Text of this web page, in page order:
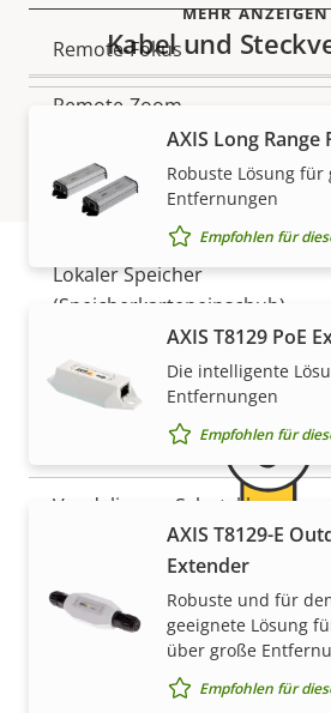
Eigentumsbeschreibung
Remote-Fokus
Remote-Zoom
Integrierte IR-Beleuchtung
OptimizedIR
Lokaler Speicher
(Speicherkarteneinschub)
Betriebstemperatur
Für den Außenbereich
Vandalismus-Schutzklasse
IP-Schutzklasse
Nachhaltigkeit
MEHR ANZEIGEN
Kabel und
AXIS Long Range
Robuste Lösung für
Entfernungen
Empfohlen für
AXIS T8129 PoE
Die intelligente
Entfernungen
Empfohlen für
AXIS T8129-E
Extender
Robuste und für
geeignete Lösung
über große
Empfohlen für
AUSLAUFPRODUKTE
5-Jahres-
ein sicheres
Unsere neue 5-jährige